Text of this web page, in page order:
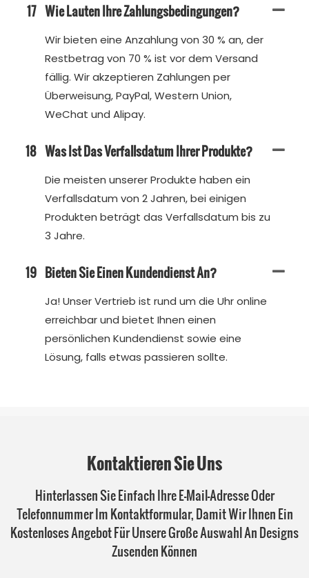
17 Wie Lauten Ihre Zahlungsbedingungen?
Wir bieten eine Anzahlung von 30 % an, der
Restbetrag von 70 % ist vor dem Versand
fällig. Wir akzeptieren Zahlungen per
Überweisung, PayPal, Western Union,
WeChat und Alipay.
18 Was Ist Das Verfallsdatum Ihrer Produkte?
Die meisten unserer Produkte haben ein
Verfallsdatum von 2 Jahren, bei einigen
Produkten beträgt das Verfallsdatum bis zu
3 Jahre.
19 Bieten Sie Einen Kundendienst An?
Ja! Unser Vertrieb ist rund um die Uhr online
erreichbar und bietet Ihnen einen
persönlichen Kundendienst sowie eine
Lösung, falls etwas passieren sollte.
Kontaktieren Sie Uns
Hinterlassen Sie Einfach Ihre E-Mail-Adresse Oder
Telefonnummer Im Kontaktformular, Damit Wir Ihnen Ein
Kostenloses Angebot Für Unsere Große Auswahl An Designs
Zusenden Können